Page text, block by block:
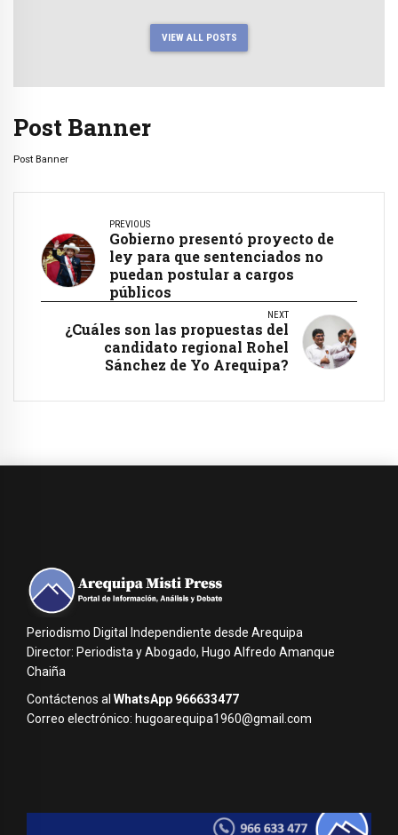
VIEW ALL POSTS
Post Banner
Post Banner
PREVIOUS
Gobierno presentó proyecto de
ley para que sentenciados no
puedan postular a cargos
públicos
NEXT
¿Cuáles son las propuestas del
candidato regional Rohel
Sánchez de Yo Arequipa?
Periodismo Digital Independiente desde Arequipa
Director: Periodista y Abogado, Hugo Alfredo Amanque
Chaiña
Contáctenos al WhatsApp 966633477
Correo electrónico: hugoarequipa1960@gmail.com